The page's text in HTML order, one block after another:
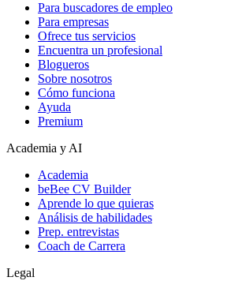
Para buscadores de empleo
Para empresas
Ofrece tus servicios
Encuentra un profesional
Blogueros
Sobre nosotros
Cómo funciona
Ayuda
Premium
Academia y AI
Academia
beBee CV Builder
Aprende lo que quieras
Análisis de habilidades
Prep. entrevistas
Coach de Carrera
Legal